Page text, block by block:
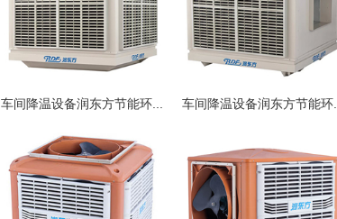
车间降温设备润东方节能环... 车间降温设备润东方节能环...